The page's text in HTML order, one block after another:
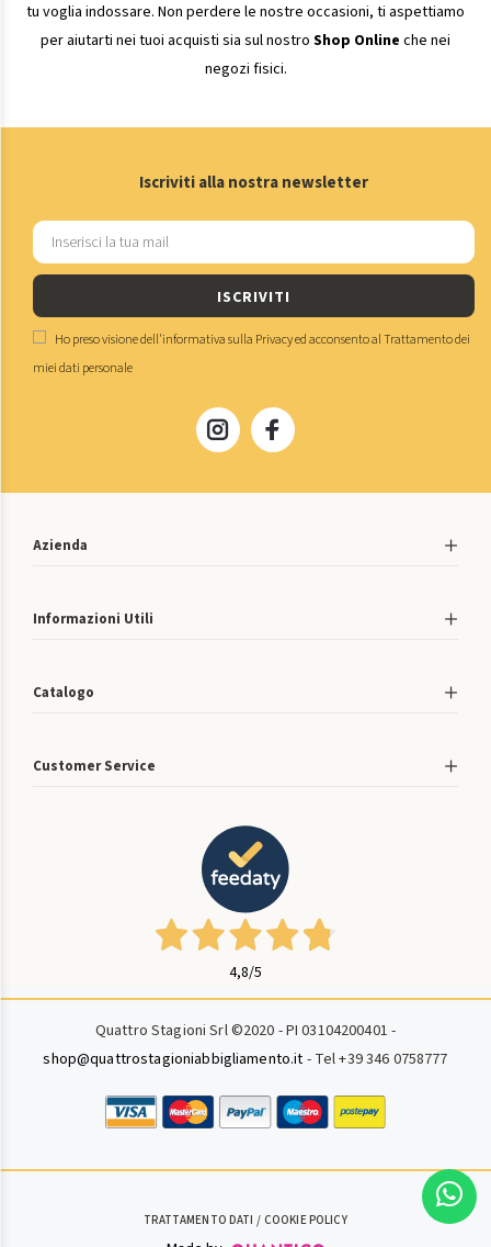
tu voglia indossare. Non perdere le nostre occasioni, ti aspettiamo
per aiutarti nei tuoi acquisti sia sul nostro Shop Online che nei
negozi fisici.
Iscriviti alla nostra newsletter
ISCRIVITI
Ho preso visione dell'informativa sulla Privacyed acconsento alTrattamento dei
miei dati personale
Azienda
Informazioni Utili
Catalogo
Customer Service
4,8/5
Quattro Stagioni Srl ©2020 - PI 03104200401 -
shop@quattrostagioniabbigliamento.it - Tel +39 346 0758777
TRATTAMENTO DATI COOKIE POLICY